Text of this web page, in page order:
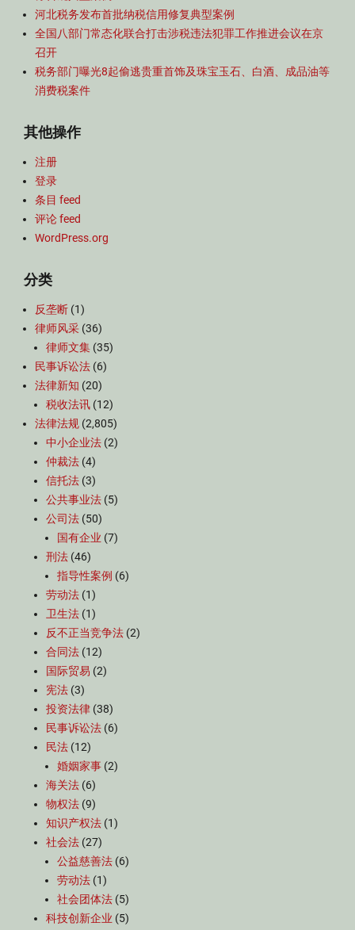
河北税务发布首批纳税信用修复典型案例
全国八部门常态化联合打击涉税违法犯罪工作推进会议在京
召开
税务部门曝光8起偷逃贵重首饰及珠宝玉石、白酒、成品油等
消费税案件
其他操作
注册
登录
条目 feed
评论 feed
WordPress.org
分类
反垄断 (1)
律师风采 (36)
律师文集 (35)
民事诉讼法 (6)
法律新知 (20)
税收法讯 (12)
法律法规 (2,805)
中小企业法 (2)
仲裁法 (4)
信托法 (3)
公共事业法 (5)
公司法 (50)
国有企业 (7)
刑法 (46)
指导性案例 (6)
劳动法 (1)
卫生法 (1)
反不正当竞争法 (2)
合同法 (12)
国际贸易 (2)
宪法 (3)
投资法律 (38)
民事诉讼法 (6)
民法 (12)
婚姻家事 (2)
海关法 (6)
物权法 (9)
知识产权法 (1)
社会法 (27)
公益慈善法 (6)
劳动法 (1)
社会团体法 (5)
科技创新企业 (5)